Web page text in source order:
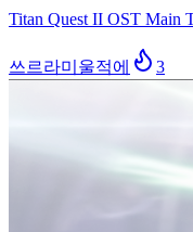
Titan Quest II OST Main
쓰르라미울적에 3